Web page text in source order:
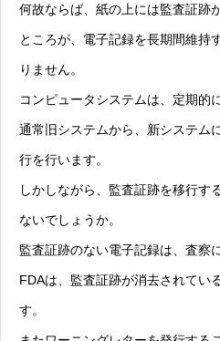
何故ならば、紙の上には監査証跡
ところが、電子記録を長期間維持
りません。
コンピュータシステムは、定期的
通常旧システムから、新システム
行を行います。
しかしながら、監査証跡を移行す
ないでしょうか。
監査証跡のない電子記録は、査察
FDAは、監査証跡が消去されてい
す。